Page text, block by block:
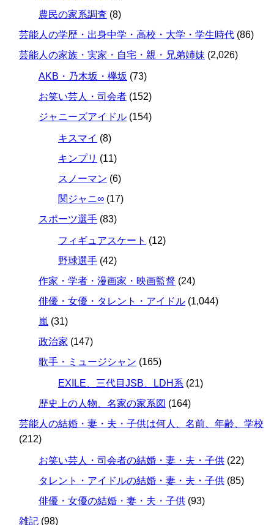
農民の家系調査 (8)
芸能人の学歴・出身中学・高校・大学・学生時代 (86)
芸能人の家族・実家・自宅・親・兄弟姉妹 (2,026)
AKB・乃木坂・欅坂 (73)
お笑い芸人・司会者 (152)
ジャニーズアイドル (154)
キスマイ (8)
キンプリ (11)
スノーマン (6)
関ジャニ∞ (17)
スポーツ選手 (83)
フィギュアスケート (12)
野球選手 (42)
作家・学者・漫画家・映画監督 (24)
俳優・女優・タレント・アイドル (1,044)
嵐 (31)
政治家 (147)
歌手・ミュージシャン (165)
EXILE、三代目JSB、LDH系 (21)
歴史上の人物、名家の家系図 (164)
芸能人の結婚・妻・夫・子供は何人、名前、年齢、学校
(212)
お笑い芸人・司会者の結婚・妻・夫・子供 (22)
タレント・アイドルの結婚・妻・夫・子供 (85)
俳優・女優の結婚・妻・夫・子供 (93)
雑記 (98)